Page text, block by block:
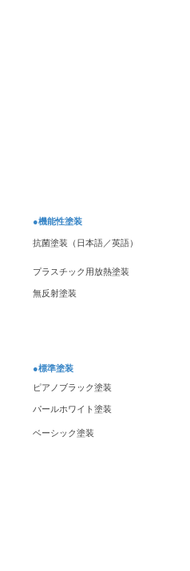
●機能性塗装
抗菌塗装（日本語／英語）
プラスチック用放熱塗装
無反射塗装
●標準塗装
ピアノブラック塗装
パールホワイト塗装
ベーシック塗装